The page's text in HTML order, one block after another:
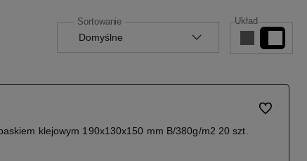
Układ
klejowym 190x130x150 mm B/380g/m2 20 szt.
Do